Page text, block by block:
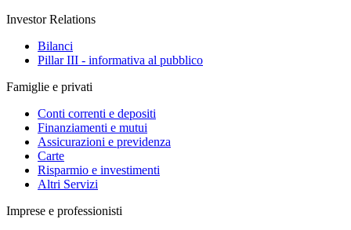
Investor Relations
Bilanci
Pillar III - informativa al pubblico
Famiglie e privati
Conti correnti e depositi
Finanziamenti e mutui
Assicurazioni e previdenza
Carte
Risparmio e investimenti
Altri Servizi
Imprese e professionisti